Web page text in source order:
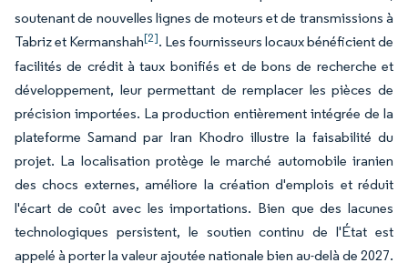
soutenant de nouvelles lignes de moteurs et de transmissions à
Tabriz et Kermanshah[2]. Les fournisseurs locaux bénéficient de
facilités de crédit à taux bonifiés et de bons de recherche et
développement, leur permettant de remplacer les pièces de
précision importées. La production entièrement intégrée de la
plateforme Samand par Iran Khodro illustre la faisabilité du
projet. La localisation protège le marché automobile iranien
des chocs externes, améliore la création d'emplois et réduit
l'écart de coût avec les importations. Bien que des lacunes
technologiques persistent, le soutien continu de l'État est
appelé à porter la valeur ajoutée nationale bien au-delà de 2027.